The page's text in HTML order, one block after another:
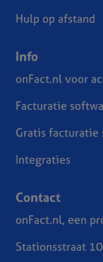
Hulp op afstand
Info
onFact.nl voor
Facturatie
Gratis facturatie
Integraties
Contact
onFact.nl, een
Stationsstraat